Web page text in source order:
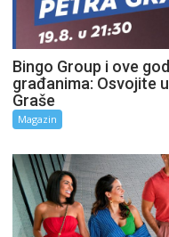
Bingo Group i ove
građanima: Osvojite
Graše
Magazin